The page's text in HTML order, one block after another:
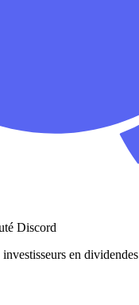
Discord
en dividendes